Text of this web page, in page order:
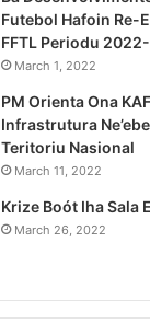
Futebol Hafoin Re-
FFTL Periodu
March 1, 2022
PM Orienta Ona
Infrastrutura
Teritoriu Nasional
March 11, 2022
Krize Boót Iha Sala
March 26, 2022